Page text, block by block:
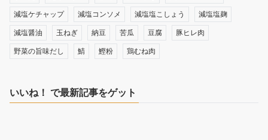
減塩ケチャップ 減塩コンソメ 減塩塩こしょう 減塩塩麹
減塩醤油 玉ねぎ 納豆 苦瓜 豆腐 豚ヒレ肉
野菜の旨味だし 鯖 鰹粉 鶏むね肉
いいね！ で最新記事をゲット